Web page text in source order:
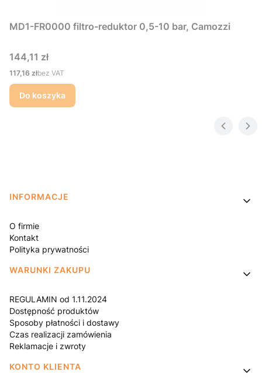
MD1-FR0000 filtro-reduktor 0,5-10 bar, Camozzi
Cena
144,11 zł
Cena
117,16 złbez VAT
Do koszyka
Linki w stopce
INFORMACJE
O firmie
Kontakt
Polityka prywatności
WARUNKI ZAKUPU
REGULAMIN od 1.11.2024
Dostępność produktów
Sposoby płatności i dostawy
Czas realizacji zamówienia
Reklamacje i zwroty
KONTO KLIENTA